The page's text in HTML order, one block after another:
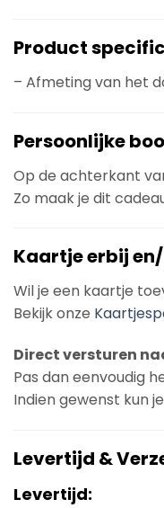
Product
– Afmeting van het
Persoonlijke
Op de achterkant
Zo maak je dit
Kaartje erbij
Wil je een kaartje
Bekijk onze
Direct versturen
Pas dan eenvoudig
Indien gewenst kun
Levertijd &
Levertijd: